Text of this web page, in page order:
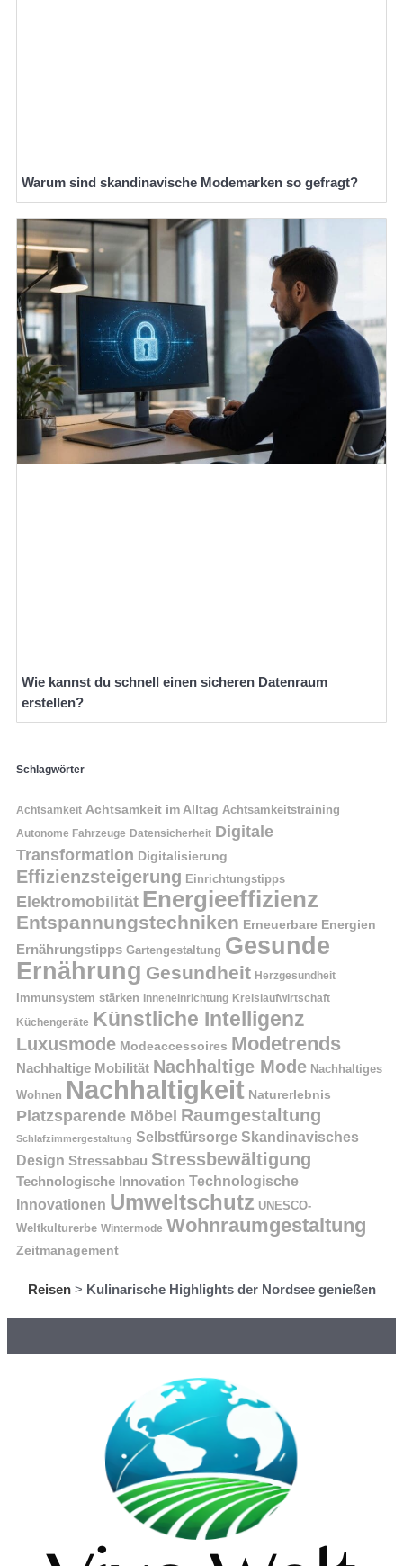
Warum sind skandinavische Modemarken so gefragt?
Wie kannst du schnell einen sicheren Datenraum
erstellen?
Schlagwörter
Achtsamkeit Achtsamkeit im Alltag Achtsamkeitstraining
Autonome Fahrzeuge Datensicherheit Digitale
Transformation Digitalisierung
Effizienzsteigerung Einrichtungstipps
Elektromobilität Energieeffizienz
Entspannungstechniken Erneuerbare Energien
Ernährungstipps Gartengestaltung Gesunde
Ernährung Gesundheit Herzgesundheit
Immunsystem stärken Inneneinrichtung Kreislaufwirtschaft
Küchengeräte Künstliche Intelligenz
Luxusmode Modeaccessoires Modetrends
Nachhaltige Mobilität Nachhaltige Mode Nachhaltiges
Wohnen Nachhaltigkeit Naturerlebnis
Platzsparende Möbel Raumgestaltung
Schlafzimmergestaltung Selbstfürsorge Skandinavisches
Design Stressabbau Stressbewältigung
Technologische Innovation Technologische
Innovationen Umweltschutz UNESCO-
Weltkulturerbe Wintermode Wohnraumgestaltung
Zeitmanagement
Reisen> Kulinarische Highlights der Nordsee genießen